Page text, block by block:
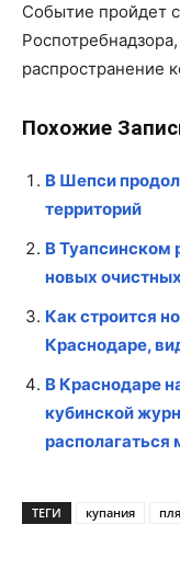
Событие пройдет
распространение
Похожие
В Шепси
территорий
В Туапсинском
новых
Как строится
Краснодаре,
В Краснодаре
кубинской
ТЕГИ купания